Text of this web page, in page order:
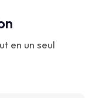
en un seul